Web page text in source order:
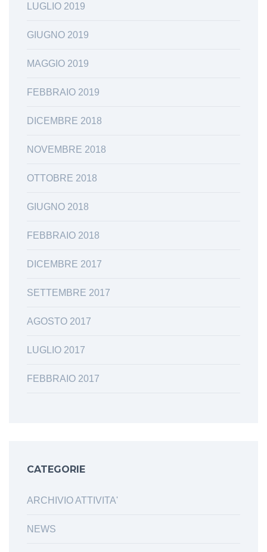
LUGLIO 2019
GIUGNO 2019
MAGGIO 2019
FEBBRAIO 2019
DICEMBRE 2018
NOVEMBRE 2018
OTTOBRE 2018
GIUGNO 2018
FEBBRAIO 2018
DICEMBRE 2017
SETTEMBRE 2017
AGOSTO 2017
LUGLIO 2017
FEBBRAIO 2017
CATEGORIE
ARCHIVIO ATTIVITA'
NEWS